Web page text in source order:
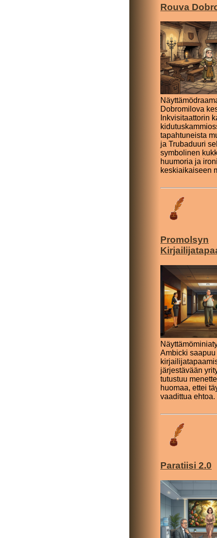
Rouva
Dobromilova
Inkvisitaattorin
tapahtuneista
ja Trubaduuri
symbolinen
huumoria ja
keskiaikaiseen
Promolsyn
Ambicki saapuu
järjestävään
tutustuu
huomaa, ettei
vaadittua ehtoa.
Paratiisi 2.0